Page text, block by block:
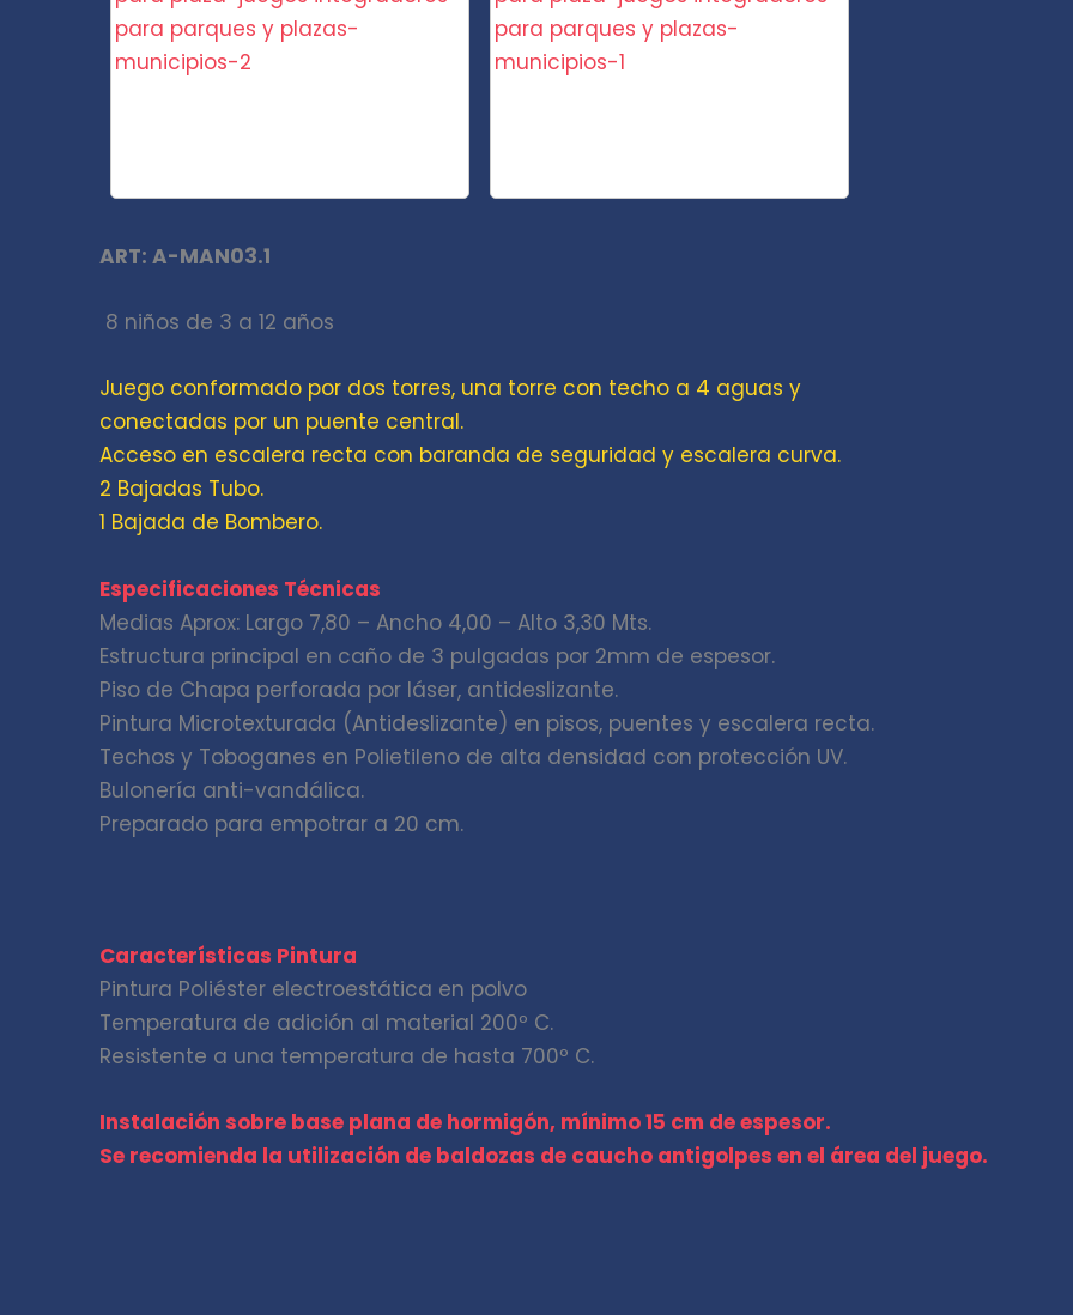
ART: A-MAN03.1
8 niños de 3 a 12 años
Juego conformado por dos torres, una torre con techo a 4 aguas y
conectadas por un puente central.
Acceso en escalera recta con baranda de seguridad y escalera curva.
2 Bajadas Tubo.
1 Bajada de Bombero.
Especificaciones Técnicas
Medias Aprox: Largo 7,80 – Ancho 4,00 – Alto 3,30 Mts.
Estructura principal en caño de 3 pulgadas por 2mm de espesor.
Piso de Chapa perforada por láser, antideslizante.
Pintura Microtexturada (Antideslizante) en pisos, puentes y escalera recta.
Techos y Toboganes en Polietileno de alta densidad con protección UV.
Bulonería anti-vandálica.
Preparado para empotrar a 20 cm.
Características Pintura
Pintura Poliéster electroestática en polvo
Temperatura de adición al material 200º C.
Resistente a una temperatura de hasta 700º C.
Instalación sobre base plana de hormigón, mínimo 15 cm de espesor.
Se recomienda la utilización de baldozas de caucho antigolpes en el área del juego.